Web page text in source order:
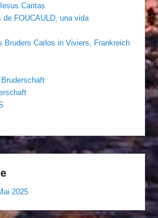
Caritas
de FOUCAULD, una vida
Bruders Carlos in Viviers, Frankreich
2025